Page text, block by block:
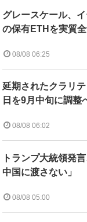
グレースケール、
の保有ETHを実質
08/08 06:25
延期されたクラリ
日を9月中旬に調整
08/08 06:02
トランプ大統領発
中国に渡さない」
08/08 05:00